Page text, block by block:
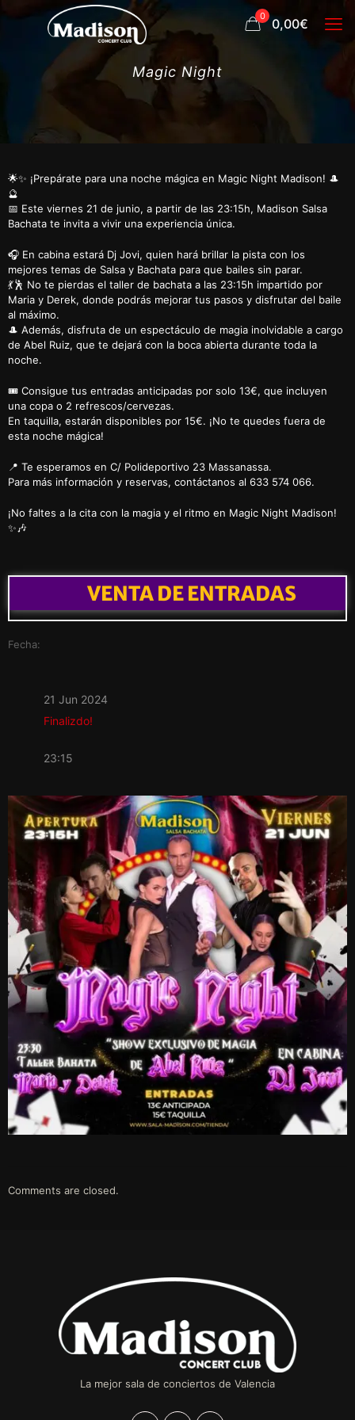
0 0,00€
Magic Night
🌟✨ ¡Prepárate para una noche mágica en Magic Night Madison! 🎩
🔮
📅 Este viernes 21 de junio, a partir de las 23:15h, Madison Salsa
Bachata te invita a vivir una experiencia única.
🎧 En cabina estará Dj Jovi, quien hará brillar la pista con los
mejores temas de Salsa y Bachata para que bailes sin parar.
💃🕺 No te pierdas el taller de bachata a las 23:15h impartido por
Maria y Derek, donde podrás mejorar tus pasos y disfrutar del baile
al máximo.
🎩 Además, disfruta de un espectáculo de magia inolvidable a cargo
de Abel Ruiz, que te dejará con la boca abierta durante toda la
noche.
🎟️ Consigue tus entradas anticipadas por solo 13€, que incluyen
una copa o 2 refrescos/cervezas.
En taquilla, estarán disponibles por 15€. ¡No te quedes fuera de
esta noche mágica!
📍 Te esperamos en C/ Polideportivo 23 Massanassa.
Para más información y reservas, contáctanos al 633 574 066.
¡No faltes a la cita con la magia y el ritmo en Magic Night Madison!
✨🎶
VENTA DE ENTRADAS
Fecha:
21 Jun 2024
Finalizdo!
23:15
Comments are closed.
La mejor sala de conciertos de Valencia